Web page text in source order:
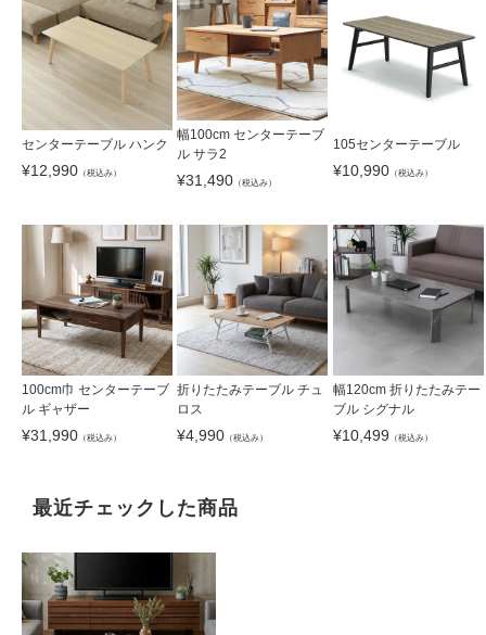
センターテーブル ハンク
¥12,990 （税込み）
幅100cm センターテーブ
ル サラ2
¥31,490 （税込み）
105センターテーブル
¥10,990（税込み）
100cm巾 センターテーブ
ル ギャザー
¥31,990 （税込み）
折りたたみテーブル チュ
ロス
¥4,990 （税込み）
幅120cm 折りたたみテー
ブル シグナル
¥10,499 （税込み）
最近チェックした商品